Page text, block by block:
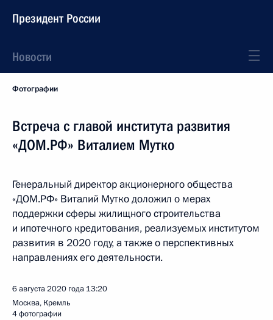
Президент России
Новости
Фотографии
Встреча с главой института развития
«ДОМ.РФ» Виталием Мутко
Генеральный директор акционерного общества
«ДОМ.РФ» Виталий Мутко доложил о мерах
поддержки сферы жилищного строительства
и ипотечного кредитования, реализуемых институтом
развития в 2020 году, а также о перспективных
направлениях его деятельности.
6 августа 2020 года 13:20
Москва, Кремль
4 фотографии